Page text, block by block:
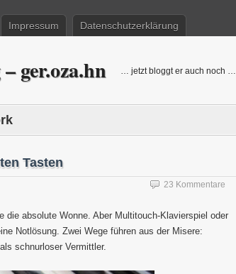
Impressum Datenschutzerklärung
ger.oza.hn … jetzt bloggt er auch noch …
Tasten
23 Kommentare
die absolute Wonne. Aber Multitouch-Klavierspiel oder
Notlösung. Zwei Wege führen aus der Misere:
schnurloser Vermittler.